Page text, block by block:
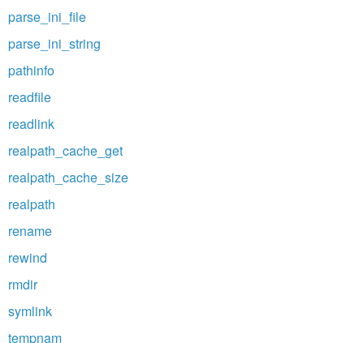
parse_ini_file
parse_ini_string
pathinfo
readfile
readlink
realpath_cache_get
realpath_cache_size
realpath
rename
rewind
rmdir
symlink
tempnam